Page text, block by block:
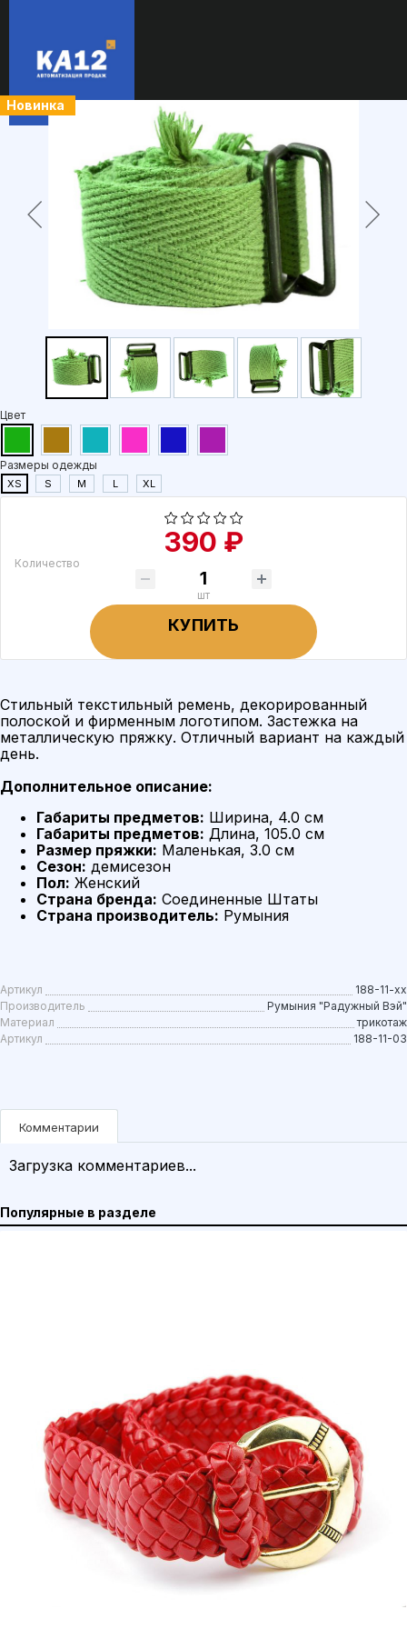
Новинка
Цвет
Размеры одежды
XS S M L XL
390 ₽
Количество
шт
КУПИТЬ
Стильный текстильный ремень, декорированный
полоской и фирменным логотипом. Застежка на
металлическую пряжку. Отличный вариант на каждый
день.
Дополнительное описание:
Габариты предметов: Ширина, 4.0 см
Габариты предметов: Длина, 105.0 см
Размер пряжки: Маленькая, 3.0 см
Сезон: демисезон
Пол: Женский
Страна бренда: Соединенные Штаты
Страна производитель: Румыния
Артикул
188-11-xx
Производитель
Румыния "Радужный Вэй"
Материал
трикотаж
Артикул
188-11-03
Комментарии
Загрузка комментариев...
Популярные в разделе